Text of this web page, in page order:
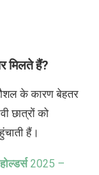
मिलते हैं?
के कारण बेहतर
छात्रों को
हैं।
2025 –